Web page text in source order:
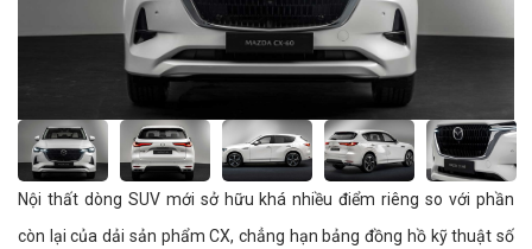
Nội thất dòng SUV mới sở hữu khá nhiều điểm riêng so với phần
còn lại của dải sản phẩm CX, chẳng hạn bảng đồng hồ kỹ thuật số